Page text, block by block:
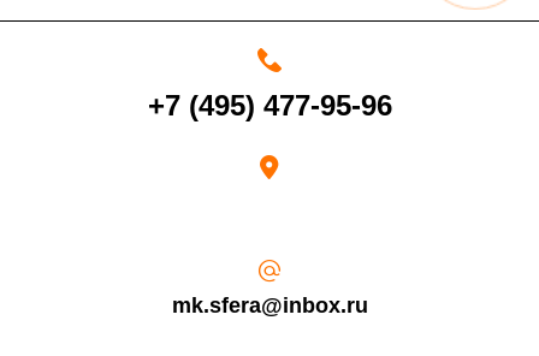
момента получения товара.
счет в течение 5-30 рабочих дней (срок зависит от банка, который
+7 (495) 477-95-96
mk.sfera@inbox.ru